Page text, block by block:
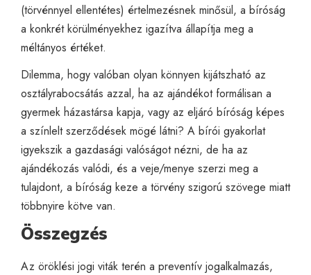
(törvénnyel ellentétes) értelmezésnek minősül, a bíróság
a konkrét körülményekhez igazítva állapítja meg a
méltányos értéket.
Dilemma, hogy valóban olyan könnyen kijátszható az
osztályrabocsátás azzal, ha az ajándékot formálisan a
gyermek házastársa kapja, vagy az eljáró bíróság képes
a színlelt szerződések mögé látni? A bírói gyakorlat
igyekszik a gazdasági valóságot nézni, de ha az
ajándékozás valódi, és a veje/menye szerzi meg a
tulajdont, a bíróság keze a törvény szigorú szövege miatt
többnyire kötve van.
Összegzés
Az öröklési jogi viták terén a preventív jogalkalmazás,